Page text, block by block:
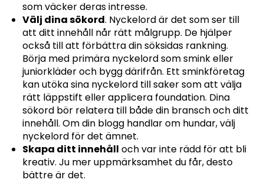
som väcker deras intresse.
Välj dina sökord. Nyckelord är det som ser till
att ditt innehåll når rätt målgrupp. De hjälper
också till att förbättra din söksidas rankning.
Börja med primära nyckelord som smink eller
juniorkläder och bygg därifrån. Ett sminkföretag
kan utöka sina nyckelord till saker som att välja
rätt läppstift eller applicera foundation. Dina
sökord bör relatera till både din bransch och ditt
innehåll. Om din blogg handlar om hundar, välj
nyckelord för det ämnet.
Skapa ditt innehåll och var inte rädd för att bli
kreativ. Ju mer uppmärksamhet du får, desto
bättre är det.